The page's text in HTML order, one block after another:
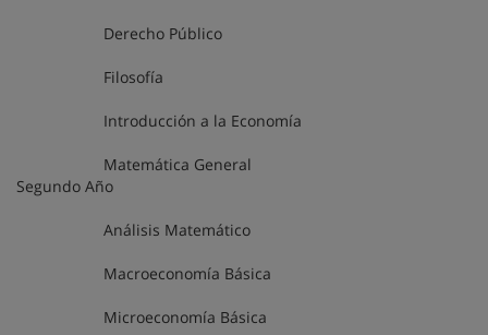
Derecho Público
Filosofía
Introducción a la Economía
Matemática General
Segundo Año
Análisis Matemático
Macroeconomía Básica
Microeconomía Básica